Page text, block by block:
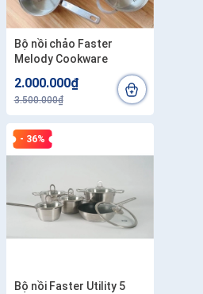
Bộ nồi chảo Faster
Melody Cookware
2.000.000₫
3.500.000₫
- 36%
Bộ nồi Faster Utility 5